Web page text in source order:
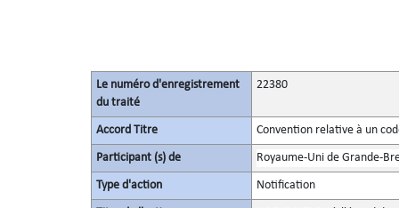
Le numéro d'enregistrement
du traité
22380
Accord Titre Convention relative à un
Participant (s) de Royaume-Uni de Grande-
Type d'action Notification